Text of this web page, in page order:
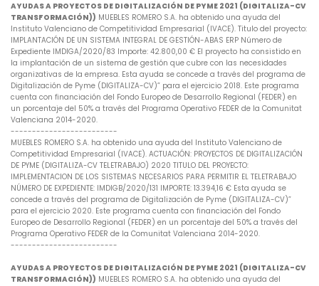
AYUDAS A PROYECTOS DE DIGITALIZACIÓN DE PYME 2021 (DIGITALIZA-CV
TRANSFORMACIÓN)) MUEBLES ROMERO S.A. ha obtenido una ayuda del
Instituto Valenciano de Competitividad Empresarial (IVACE). Titulo del proyecto:
IMPLANTACIÓN DE UN SISTEMA INTEGRAL DE GESTIÓN-ABAS ERP Número de
Expediente IMDIGA/2020/83 Importe: 42.800,00 € El proyecto ha consistido en
la implantación de un sistema de gestión que cubre con las necesidades
organizativas de la empresa. Esta ayuda se concede a través del programa de
Digitalización de Pyme (DIGITALIZA-CV)” para el ejercicio 2018. Este programa
cuenta con financiación del Fondo Europeo de Desarrollo Regional (FEDER) en
un porcentaje del 50% a través del Programa Operativo FEDER de la Comunitat
Valenciana 2014-2020.
-------------------------
MUEBLES ROMERO S.A. ha obtenido una ayuda del Instituto Valenciano de
Competitividad Empresarial (IVACE). ACTUACIÓN: PROYECTOS DE DIGITALIZACIÓN
DE PYME (DIGITALIZA-CV TELETRABAJO) 2020 TITULO DEL PROYECTO:
IMPLEMENTACION DE LOS SISTEMAS NECESARIOS PARA PERMITIR EL TELETRABAJO
NÚMERO DE EXPEDIENTE: IMDIGB/2020/131 IMPORTE: 13.394,16 € Esta ayuda se
concede a través del programa de Digitalización de Pyme (DIGITALIZA-CV)”
para el ejercicio 2020. Este programa cuenta con financiación del Fondo
Europeo de Desarrollo Regional (FEDER) en un porcentaje del 50% a través del
Programa Operativo FEDER de la Comunitat Valenciana 2014-2020.
-------------------------
AYUDAS A PROYECTOS DE DIGITALIZACIÓN DE PYME 2021 (DIGITALIZA-CV
TRANSFORMACIÓN)) MUEBLES ROMERO S.A. ha obtenido una ayuda del